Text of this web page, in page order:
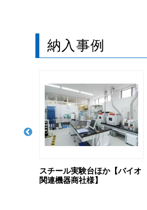
納入事例
スチールベンチフードほか
【某化学薬品メーカー様】